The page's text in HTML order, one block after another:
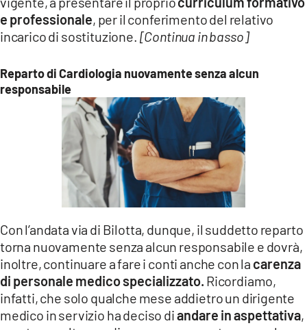
e professionale, per il conferimento del relativo
incarico di sostituzione. [Continua in basso]
Reparto di Cardiologia nuovamente senza alcun
responsabile
Con l’andata via di Bilotta, dunque, il suddetto reparto
torna nuovamente senza alcun responsabile e dovrà,
inoltre, continuare a fare i conti anche con la carenza
di personale medico specializzato. Ricordiamo,
infatti, che solo qualche mese addietro un dirigente
medico in servizio ha deciso diandare in aspettativa,